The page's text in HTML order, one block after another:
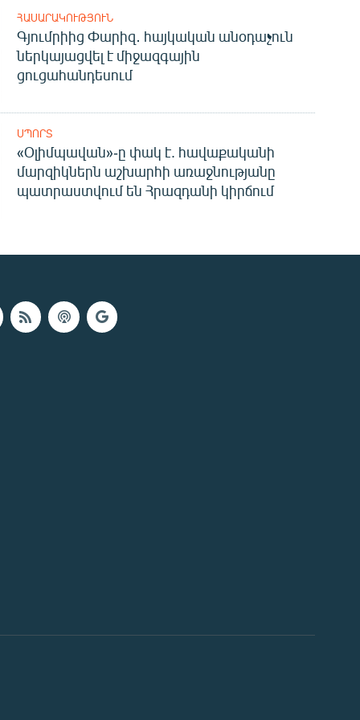
ՀԱՍԱՐԱԿՈՒԹՅՈՒՆ
Գյումրիից Փարիզ․ հայկական անօդաչուն
ներկայացվել է միջազգային
ցուցահանդեսում
ՍՊՈՐՏ
«Օլիմպավան»-ը փակ է. հավաքականի
մարզիկներն աշխարհի առաջնությանը
պատրաստվում են Հրազդանի կիրճում